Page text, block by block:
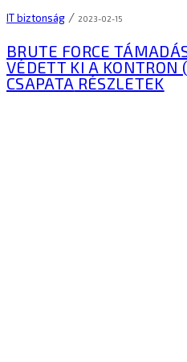
IT biztonság / 2023-02-15
BRUTE FORCE
VÉDETT KI A KONTRON
CSAPATA RÉSZLETEK